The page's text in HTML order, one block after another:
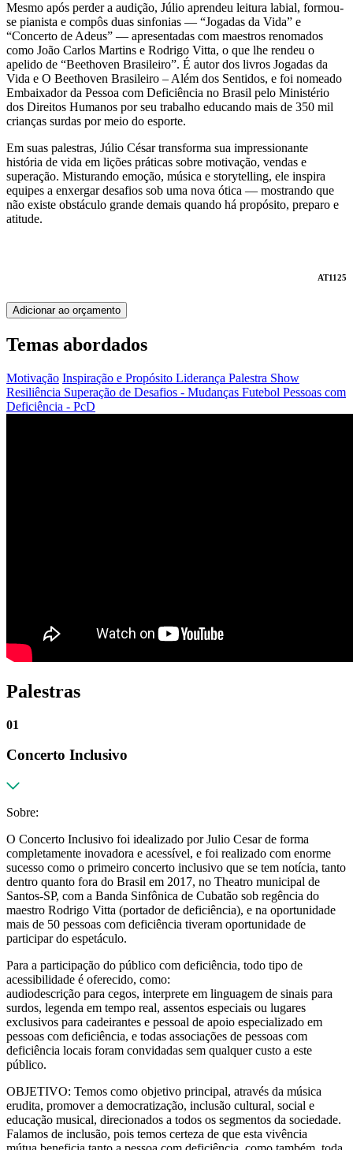
Mesmo após perder a audição, Júlio aprendeu leitura labial, formou-
se pianista e compôs duas sinfonias — “Jogadas da Vida” e
“Concerto de Adeus” — apresentadas com maestros renomados
como João Carlos Martins e Rodrigo Vitta, o que lhe rendeu o
apelido de “Beethoven Brasileiro”. É autor dos livros Jogadas da
Vida e O Beethoven Brasileiro – Além dos Sentidos, e foi nomeado
Embaixador da Pessoa com Deficiência no Brasil pelo Ministério
dos Direitos Humanos por seu trabalho educando mais de 350 mil
crianças surdas por meio do esporte.
Em suas palestras, Júlio César transforma sua impressionante
história de vida em lições práticas sobre motivação, vendas e
superação. Misturando emoção, música e storytelling, ele inspira
equipes a enxergar desafios sob uma nova ótica — mostrando que
não existe obstáculo grande demais quando há propósito, preparo e
atitude.
AT1125
Adicionar ao orçamento
Temas abordados
Motivação Inspiração e Propósito Liderança Palestra Show
Resiliência Superação de Desafios - Mudanças Futebol Pessoas com
Deficiência - PcD
Palestras
01
Concerto Inclusivo
Sobre:
O Concerto Inclusivo foi idealizado por Julio Cesar de forma
completamente inovadora e acessível, e foi realizado com enorme
sucesso como o primeiro concerto inclusivo que se tem notícia, tanto
dentro quanto fora do Brasil em 2017, no Theatro municipal de
Santos-SP, com a Banda Sinfônica de Cubatão sob regência do
maestro Rodrigo Vitta (portador de deficiência), e na oportunidade
mais de 50 pessoas com deficiência tiveram oportunidade de
participar do espetáculo.
Para a participação do público com deficiência, todo tipo de
acessibilidade é oferecido, como:
audiodescrição para cegos, interprete em linguagem de sinais para
surdos, legenda em tempo real, assentos especiais ou lugares
exclusivos para cadeirantes e pessoal de apoio especializado em
pessoas com deficiência, e todas associações de pessoas com
deficiência locais foram convidadas sem qualquer custo a este
público.
OBJETIVO: Temos como objetivo principal, através da música
erudita, promover a democratização, inclusão cultural, social e
educação musical, direcionados a todos os segmentos da sociedade.
Falamos de inclusão, pois temos certeza de que esta vivência